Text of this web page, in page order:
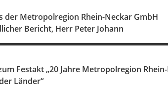
der Metropolregion Rhein-Neckar GmbH
Bericht, Herr Peter Johann
Festakt „20 Jahre Metropolregion
Länder“